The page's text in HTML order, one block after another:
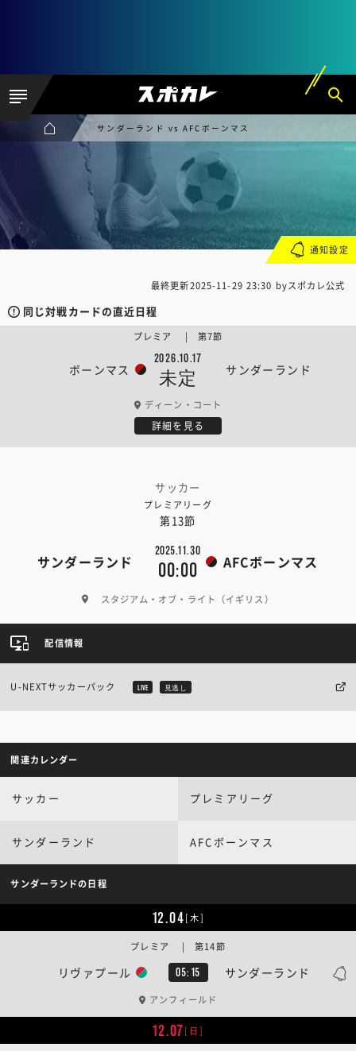
サンダーランド vs AFCボーンマス
最終更新2025-11-29 23:30 byスポカレ公式
同じ対戦カードの直近日程
ボーンマス
2026.10.17
未定 サンダーランド
プレミア | 第7節
ディーン・コート
詳細を見る
サッカー
プレミアリーグ
第13節
サンダーランド
2025.11.30
00:00 AFCボーンマス
スタジアム・オブ・ライト（イギリス）
通知設定
配信情報
U-NEXTサッカーパック LIVE 見逃し
関連カレンダー
サッカー プレミアリーグ
サンダーランド AFCボーンマス
サンダーランドの日程
12.04[木]
リヴァプール 05:15 サンダーランド
プレミア | 第14節
アンフィールド
12.07[日]